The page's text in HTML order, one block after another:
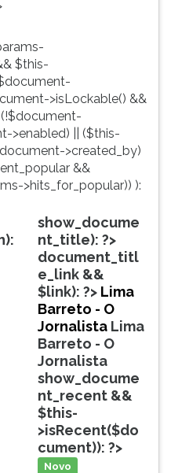
$this-
>isLockable() &&
>enabled) || ($this-
>created_by)
&&
>hits_for_popular)) ):
show_docume
nt_title): ?>
document_titl
e_link &&
$link): ?> Lima
Barreto - O
Jornalista Lima
Barreto - O
Jornalista
show_docume
nt_recent &&
$this-
>isRecent($do
cument)): ?>
Novo